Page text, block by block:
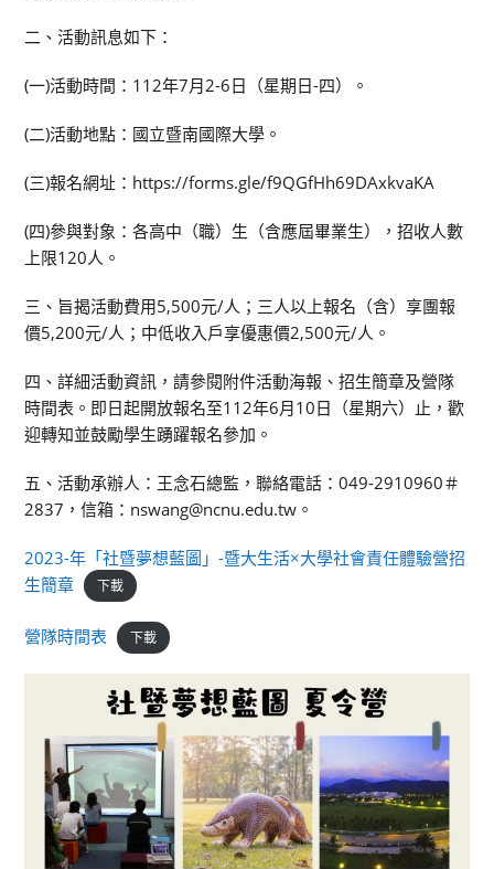
二、活動訊息如下：
(一)活動時間：112年7月2-6日（星期日-四）。
(二)活動地點：國立暨南國際大學。
(三)報名網址：https://forms.gle/f9QGfHh69DAxkvaKA
(四)參與對象：各高中（職）生（含應屆畢業生），招收人數
上限120人。
三、旨揭活動費用5,500元/人；三人以上報名（含）享團報
價5,200元/人；中低收入戶享優惠價2,500元/人。
四、詳細活動資訊，請參閱附件活動海報、招生簡章及營隊
時間表。即日起開放報名至112年6月10日（星期六）止，歡
迎轉知並鼓勵學生踴躍報名參加。
五、活動承辦人：王念石總監，聯絡電話：049-2910960＃
2837，信箱：nswang@ncnu.edu.tw。
2023-年「社暨夢想藍圖」-暨大生活×大學社會責任體驗營招
生簡章
下載
營隊時間表 下載